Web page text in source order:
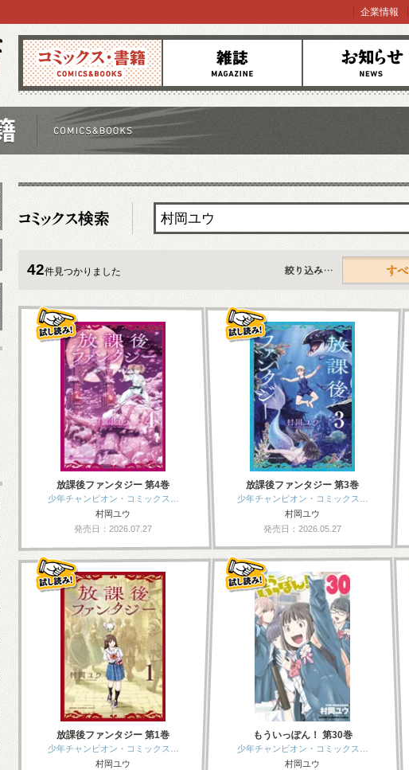
コミックス 雑誌 お知らせ
企業情報
42件見つかりました
すべて
放課後ファンタジー 第4巻
少年チャンピオン・コミックス…
村岡ユウ
発売日：2026.07.27
放課後ファンタジー 第3巻
少年チャンピオン・コミックス…
村岡ユウ
発売日：2026.05.27
放課後ファンタジー 第1巻
少年チャンピオン・コミックス…
村岡ユウ
もういっぽん！ 第30巻
少年チャンピオン・コミックス…
村岡ユウ